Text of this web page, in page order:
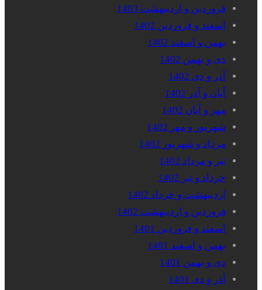
فروردین و اردیبهشت 1403
اسفند و فروردین 1402
بهمن و اسفند 1402
دی و بهمن 1402
آذر و دی 1402
آبان و آذر 1402
مهر و آبان 1402
شهریور و مهر 1402
مرداد و شهریور 1402
تیر و مرداد 1402
خرداد و تیر 1402
اردیبهشت و خرداد 1402
فروردین و اردیبهشت 1402
اسفند و فروردین 1401
بهمن و اسفند 1401
دی و بهمن 1401
آذر و دی 1401